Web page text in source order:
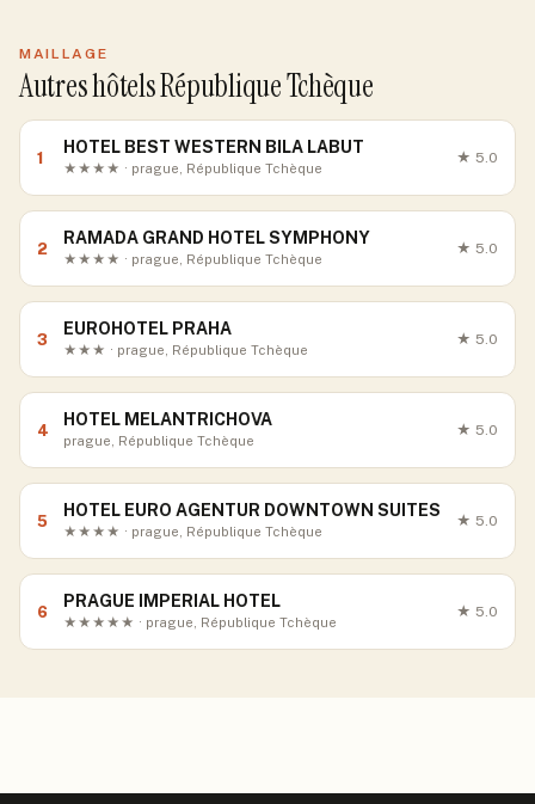
MAILLAGE
Autres hôtels République Tchèque
1
HOTEL BEST WESTERN BILA LABUT
★★★★ · prague, République Tchèque
★ 5.0
2
RAMADA GRAND HOTEL SYMPHONY
★★★★ · prague, République Tchèque
★ 5.0
3
EUROHOTEL PRAHA
★★★ · prague, République Tchèque
★ 5.0
4
HOTEL MELANTRICHOVA
prague, République Tchèque
★ 5.0
5
HOTEL EURO AGENTUR DOWNTOWN SUITES
★★★★ · prague, République Tchèque
★ 5.0
6
PRAGUE IMPERIAL HOTEL
★★★★★ · prague, République Tchèque
★ 5.0